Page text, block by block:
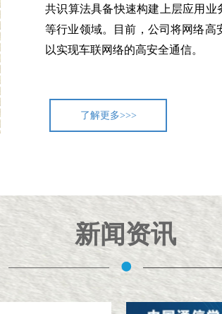
了解更多>>>
共识算法具备快速构建上层应用
等行业领域。目前，公司将网络高
以实现车联网络的高安全通信。
新闻资讯